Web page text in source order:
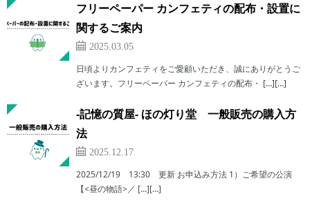
フリーペーパー カンフェティの配布・設置に
関するご案内
2025.03.05
日頃よりカンフェティをご愛顧いただき、誠にありがとうご
ざいます。フリーペーパー カンフェティの配布・ […][…]
-記憶の質屋- ほの灯り堂 一般販売の購入方
法
2025.12.17
2025/12/19 13:30 更新 お申込み方法 1）ご希望の公演
【<昼の物語>／ […][…]